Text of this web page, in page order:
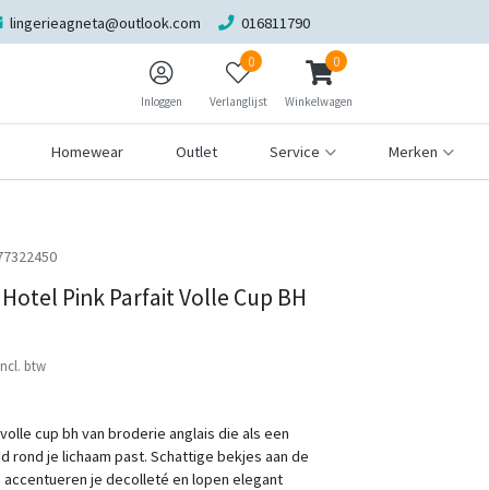
lingerieagneta@outlook.com 016811790
Inloggen
0
Verlanglijst
0
Winkelwagen
Homewear Outlet Service Merken
Pink Parfait Volle Cup BH
btw
cup bh van broderie anglais die als een
rond je lichaam past. Schattige bekjes aan de
je decolleté en lopen elegant